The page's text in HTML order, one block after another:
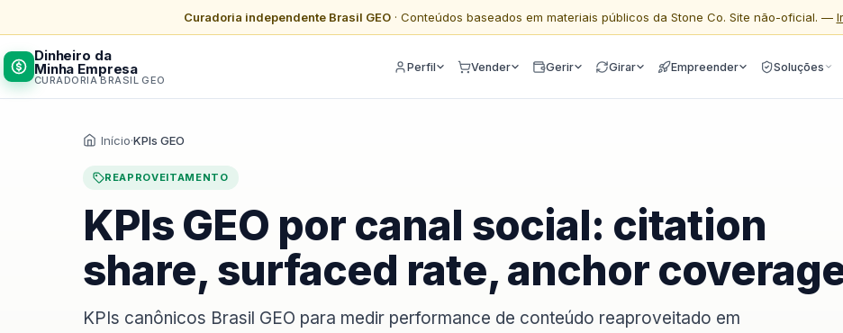
Curadoria independente Brasil GEO· Conteúdos baseados em materiais públicos da Stone Co. Site não-oficial. —
Dinheiro da
Minha Empresa
CURADORIA BRASIL GEO
Perfil Vender Gerir Girar Empreender Soluções
Início·KPIs GEO
REAPROVEITAMENTO
KPIs GEO por canal social: citation
share, surfaced rate, anchor
KPIs canônicos Brasil GEO para medir performance de conteúdo reaproveitado em